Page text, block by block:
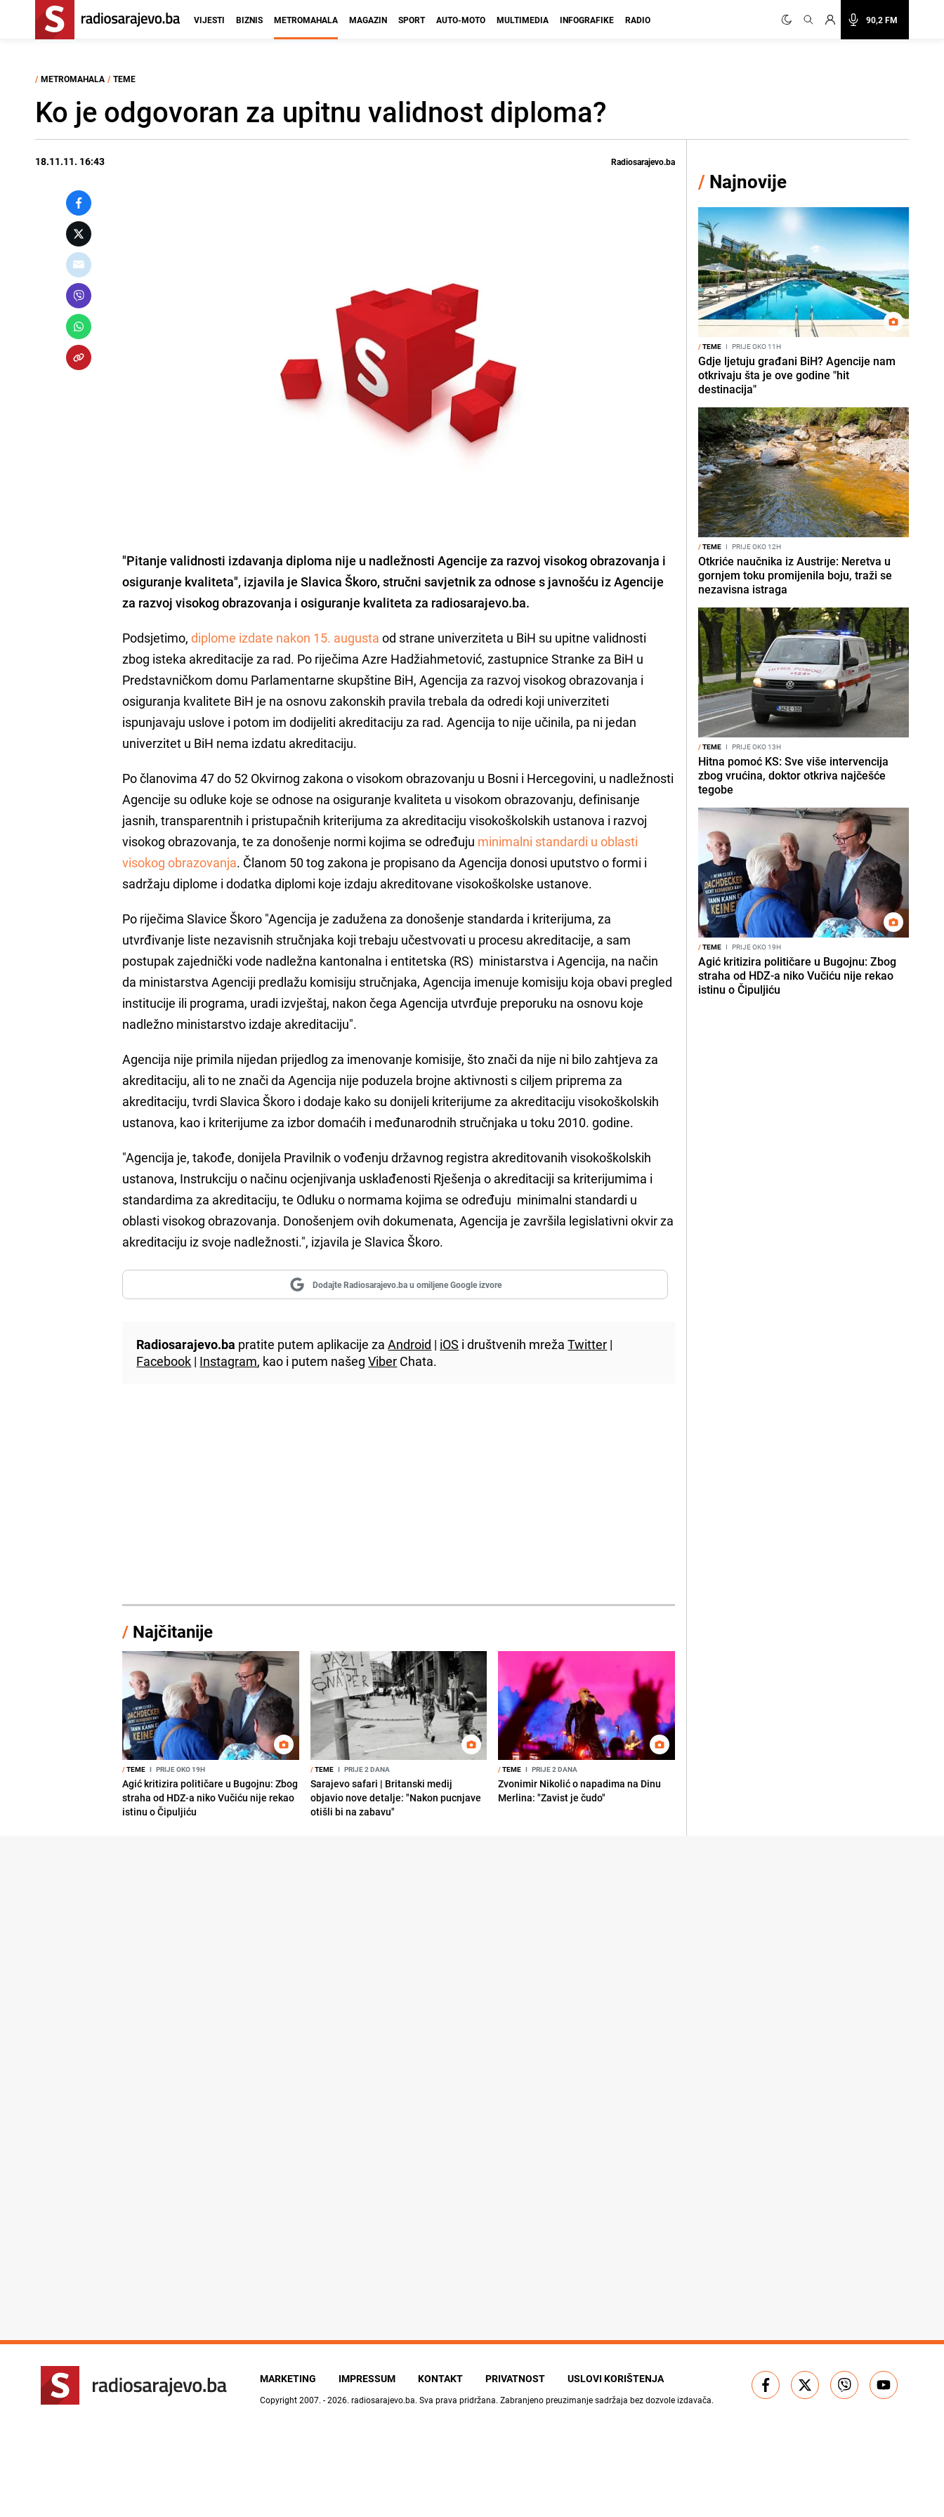
90,2 FM
VIJESTI BIZNIS METROMAHALA MAGAZIN SPORT AUTO-MOTO MULTIMEDIA INFOGRAFIKE RADIO
/ METROMAHALA / TEME
Ko je odgovoran za upitnu validnost diploma?
18.11.11. 16:43 Radiosarajevo.ba
"Pitanje validnosti izdavanja diploma nije u nadležnosti Agencije za razvoj visokog obrazovanja i
osiguranje kvaliteta", izjavila je Slavica Škoro, stručni savjetnik za odnose s javnošću iz Agencije
za razvoj visokog obrazovanja i osiguranje kvaliteta za radiosarajevo.ba.
Podsjetimo,diplome izdate nakon 15. augusta od strane univerziteta u BiH su upitne validnosti
zbog isteka akreditacije za rad. Po riječima Azre Hadžiahmetović, zastupnice Stranke za BiH u
Predstavničkom domu Parlamentarne skupštine BiH, Agencija za razvoj visokog obrazovanja i
osiguranja kvalitete BiH je na osnovu zakonskih pravila trebala da odredi koji univerziteti
ispunjavaju uslove i potom im dodijeliti akreditaciju za rad. Agencija to nije učinila, pa ni jedan
univerzitet u BiH nema izdatu akreditaciju.
Po članovima 47 do 52 Okvirnog zakona o visokom obrazovanju u Bosni i Hercegovini, u nadležnosti
Agencije su odluke koje se odnose na osiguranje kvaliteta u visokom obrazovanju, definisanje
jasnih, transparentnih i pristupačnih kriterijuma za akreditaciju visokoškolskih ustanova i razvoj
visokog obrazovanja, te za donošenje normi kojima se određuju minimalni standardi u oblasti
visokog obrazovanja. Članom 50 tog zakona je propisano da Agencija donosi uputstvo o formi i
sadržaju diplome i dodatka diplomi koje izdaju akreditovane visokoškolske ustanove.
Po riječima Slavice Škoro "Agencija je zadužena za donošenje standarda i kriterijuma, za
utvrđivanje liste nezavisnih stručnjaka koji trebaju učestvovati u procesu akreditacije, a sam
postupak zajednički vode nadležna kantonalna i entitetska (RS) ministarstva i Agencija, na način
da ministarstva Agenciji predlažu komisiju stručnjaka, Agencija imenuje komisiju koja obavi pregled
institucije ili programa, uradi izvještaj, nakon čega Agencija utvrđuje preporuku na osnovu koje
nadležno ministarstvo izdaje akreditaciju".
Agencija nije primila nijedan prijedlog za imenovanje komisije, što znači da nije ni bilo zahtjeva za
akreditaciju, ali to ne znači da Agencija nije poduzela brojne aktivnosti s ciljem priprema za
akreditaciju, tvrdi Slavica Škoro i dodaje kako su donijeli kriterijume za akreditaciju visokoškolskih
ustanova, kao i kriterijume za izbor domaćih i međunarodnih stručnjaka u toku 2010. godine.
"Agencija je, takođe, donijela Pravilnik o vođenju državnog registra akreditovanih visokoškolskih
ustanova, Instrukciju o načinu ocjenjivanja usklađenosti Rješenja o akreditaciji sa kriterijumima i
standardima za akreditaciju, te Odluku o normama kojima se određuju minimalni standardi u
oblasti visokog obrazovanja. Donošenjem ovih dokumenata, Agencija je završila legislativni okvir za
akreditaciju iz svoje nadležnosti.", izjavila je Slavica Škoro.
Dodajte Radiosarajevo.ba u omiljene Google izvore
Radiosarajevo.ba pratite putem aplikacije zaAndroid | iOS i društvenih mrežaTwitter |
Facebook | Instagram, kao i putem našegViber Chata.
/ Najčitanije
/TEME I PRIJE OKO 19H
Agić kritizira političare u Bugojnu: Zbog
straha od HDZ-a niko Vučiću nije rekao
istinu o Čipuljiću
/TEME I PRIJE 2 DANA
Sarajevo safari | Britanski medij
objavio nove detalje: "Nakon pucnjave
otišli bi na zabavu"
/TEME I PRIJE 2 DANA
Zvonimir Nikolić o napadima na Dinu
Merlina: "Zavist je čudo"
/ Najnovije
/TEME I PRIJE OKO 11H
Gdje ljetuju građani BiH? Agencije nam
otkrivaju šta je ove godine "hit
destinacija"
/TEME I PRIJE OKO 12H
Otkriće naučnika iz Austrije: Neretva u
gornjem toku promijenila boju, traži se
nezavisna istraga
/TEME I PRIJE OKO 13H
Hitna pomoć KS: Sve više intervencija
zbog vrućina, doktor otkriva najčešće
tegobe
/TEME I PRIJE OKO 19H
Agić kritizira političare u Bugojnu: Zbog
straha od HDZ-a niko Vučiću nije rekao
istinu o Čipuljiću
MARKETING IMPRESSUM KONTAKT PRIVATNOST USLOVI KORIŠTENJA
Copyright 2007. - 2026. radiosarajevo.ba. Sva prava pridržana. Zabranjeno preuzimanje sadržaja bez dozvole izdavača.